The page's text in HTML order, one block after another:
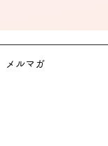
メルマガ